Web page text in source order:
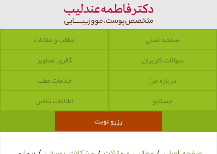
صفحه اصلی
مطالب و مقالات
سوالات کاربران
گالری تصاویر
درباره من
خدمات مطب
جستجو
اطلاعات تماس
رزرو نوبت